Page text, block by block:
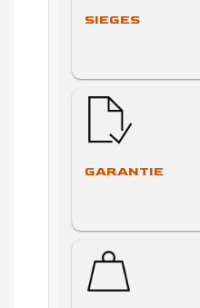
SIEGES
GARANTIE